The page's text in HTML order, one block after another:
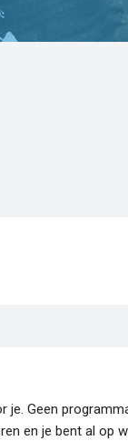
Geen
en je bent al op